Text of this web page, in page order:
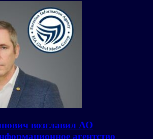
возглавил АО
агентство